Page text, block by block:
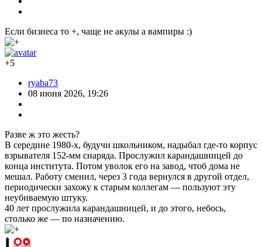
Если бизнеса то +, чаще не акулы а вампиры :)
+5
ryaba73
08 июня 2026, 19:26
Разве ж это жесть?
В середине 1980-х, будучи школьником, надыбал где-то корпус
взрывателя 152-мм снаряда. Прослужил карандашницей до
конца института. Потом уволок его на завод, чтоб дома не
мешал. Работу сменил, через 3 года вернулся в другой отдел,
периодически захожу к старым коллегам — пользуют эту
неубиваемую штуку.
40 лет прослужила карандашницей, и до этого, небось,
столько же — по назначению.